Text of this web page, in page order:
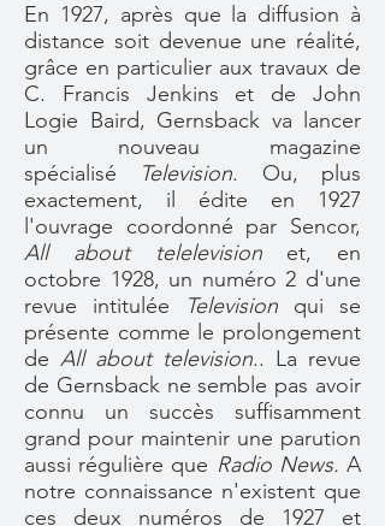
En 1927, après que la diffusion à
distance soit devenue une réalité,
grâce en particulier aux travaux de
C. Francis Jenkins et de John
Logie Baird, Gernsback va lancer
un nouveau magazine
spécialisé
Television. Ou, plus
exactement, il édite en 1927
l'ouvrage coordonné par Sencor,
All about telelevisionet, en
octobre 1928, un numéro 2 d'une
revue intitulée
Television qui se
présente comme le prolongement
de All about television.. La revue
de Gernsback ne semble pas avoir
connu un succès suffisamment
grand pour maintenir une parution
aussi régulière que Radio News. A
notre connaissance n'existent que
ces deux numéros de 1927 et